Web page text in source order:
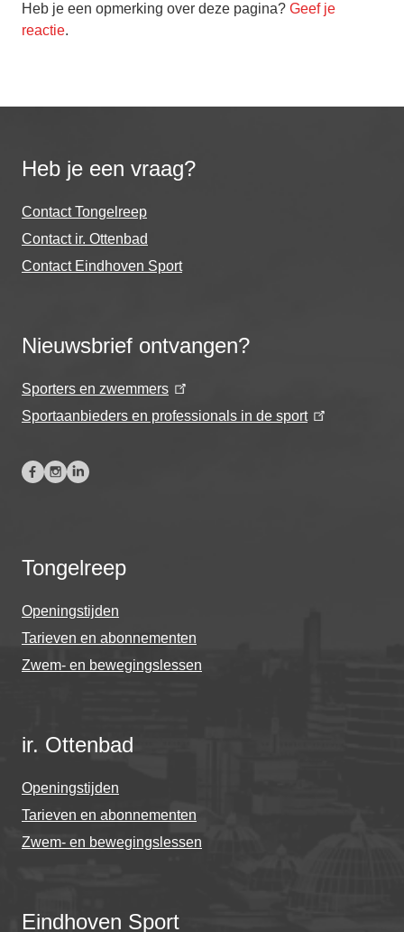
Heb je een opmerking over deze pagina? Geef je
reactie.
Heb je een vraag?
Contact Tongelreep
Contact ir. Ottenbad
Contact Eindhoven Sport
Nieuwsbrief ontvangen?
Sporters en zwemmers
Sportaanbieders en professionals in de sport
Tongelreep
Openingstijden
Tarieven en abonnementen
Zwem- en bewegingslessen
ir. Ottenbad
Openingstijden
Tarieven en abonnementen
Zwem- en bewegingslessen
Eindhoven Sport